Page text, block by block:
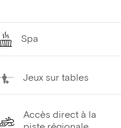
Spa
Jeux sur tables
Accès direct à la